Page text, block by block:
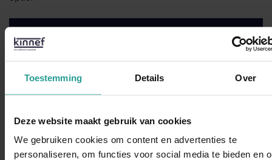
Toestemming Details Over
Deze website maakt gebruik van cookies
We gebruiken cookies om content en advertenties te
personaliseren, om functies voor social media te bieden en
STUUR EEN WHATSAPP!
NEEM CONTACT MET ONS OP
Dit zeggen opdrachtgevers over Kinnef